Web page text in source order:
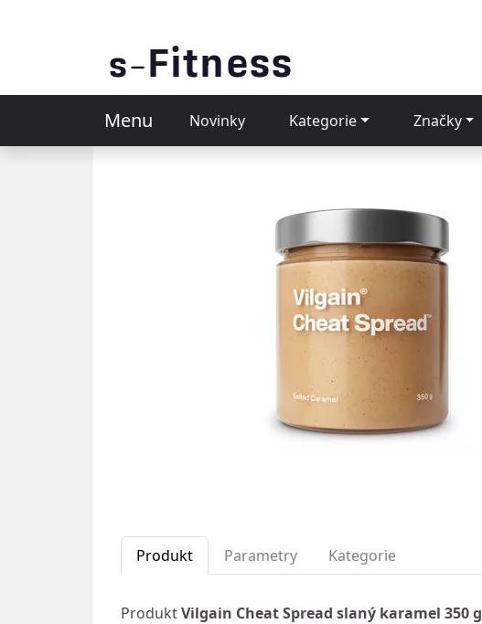
Menu Novinky Kategorie Značky
Produkt Parametry Kategorie
ProduktVilgain Cheat Spread slaný karamel 350 g